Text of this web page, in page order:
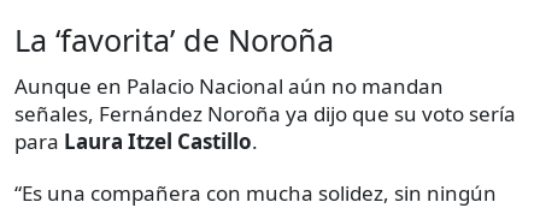
La ‘favorita’ de Noroña
Aunque en Palacio Nacional aún no mandan
señales, Fernández Noroña ya dijo que su voto sería
para Laura Itzel Castillo.
“Es una compañera con mucha solidez, sin ningún